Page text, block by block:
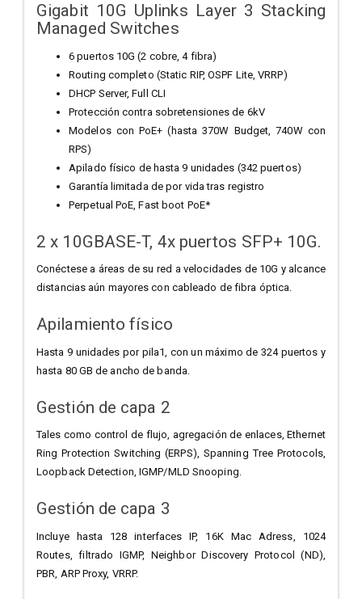
Gigabit 10G Uplinks Layer 3 Stacking
Managed Switches
6 puertos 10G (2 cobre, 4 fibra)
Routing completo (Static RIP, OSPF Lite, VRRP)
DHCP Server, Full CLI
Protección contra sobretensiones de 6kV
Modelos con PoE+ (hasta 370W Budget, 740W con
RPS)
Apilado físico de hasta 9 unidades (342 puertos)
Garantía limitada de por vida tras registro
Perpetual PoE, Fast boot PoE*
2 x 10GBASE-T, 4x puertos SFP+ 10G.
Conéctese a áreas de su red a velocidades de 10G y alcance
distancias aún mayores con cableado de fibra óptica.
Apilamiento físico
Hasta 9 unidades por pila1, con un máximo de 324 puertos y
hasta 80 GB de ancho de banda.
Gestión de capa 2
Tales como control de flujo, agregación de enlaces, Ethernet
Ring Protection Switching (ERPS), Spanning Tree Protocols,
Loopback Detection, IGMP/MLD Snooping.
Gestión de capa 3
Incluye hasta 128 interfaces IP, 16K Mac Adress, 1024
Routes, filtrado IGMP, Neighbor Discovery Protocol (ND),
PBR, ARP Proxy, VRRP.